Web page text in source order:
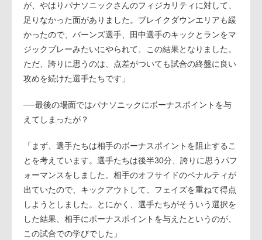
が、やはりパナソニックさんのフィジカリティに対して、
足りなかった面がありました。ブレイクダウンエリアも緩
かったので、バーンズ選手、田中選手のキックとランをマ
ジックプレーみたいにやられて、この結果となりました。
ただ、誇りに思うのは、点差がついても試合の終盤に良い
攻めを続けた選手たちです」
──最後の場面ではパナソニックにボーナスポイントを与
えてしまったが？
「まず、選手たちは相手のボーナスポイントを阻止するこ
とを考えています。選手たちは後半30分、誇りに思うパフ
ォーマンスをしました。相手のオフサイドのペナルティが
出ていたので、キックアウトして、フェイズを重ねて得点
しようとしました。とにかく、選手たちがそういう選択を
した結果、相手にボーナスポイントを与えたというのが、
この試合での学びでした」